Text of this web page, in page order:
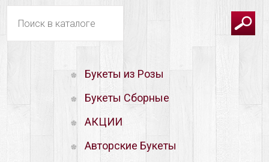
Букеты из Розы
Букеты Сборные
АКЦИИ
Авторские Букеты